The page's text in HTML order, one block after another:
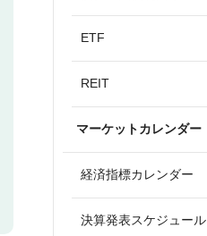
ETF
REIT
マーケットカレンダー
経済指標カレンダー
決算発表スケジュール